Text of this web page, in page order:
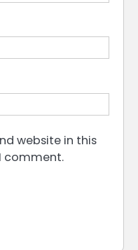
website in this
comment.